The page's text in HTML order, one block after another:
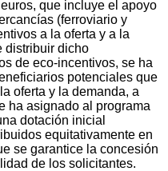
que incluye el apoyo
(ferroviario y
a la oferta y a la
distribuir dicho
de eco-incentivos, se ha
potenciales que
oferta y la demanda, a
ha asignado al programa
dotación inicial
equitativamente en
se garantice la concesión
de los solicitantes.